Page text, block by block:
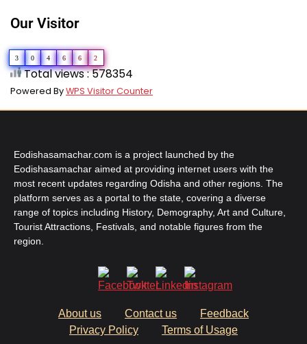
Our Visitor
3 0 4 6 6 2
Total views : 578354
Powered ByWPS Visitor Counter
Eodishasamachar.com is a project launched by the
Eodishasamachar aimed at providing internet users with the
most recent updates regarding Odisha and other regions. The
platform serves as a portal to the state, covering a diverse
range of topics including History, Demography, Art and Culture,
Tourist Attractions, Festivals, and notable figures from the
region.
About us Contact us
Feedback
Privacy Policy
Terms of Usage